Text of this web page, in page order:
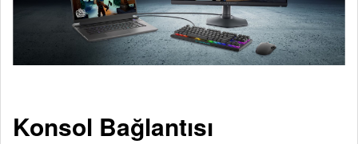
Konsol Bağlantısı